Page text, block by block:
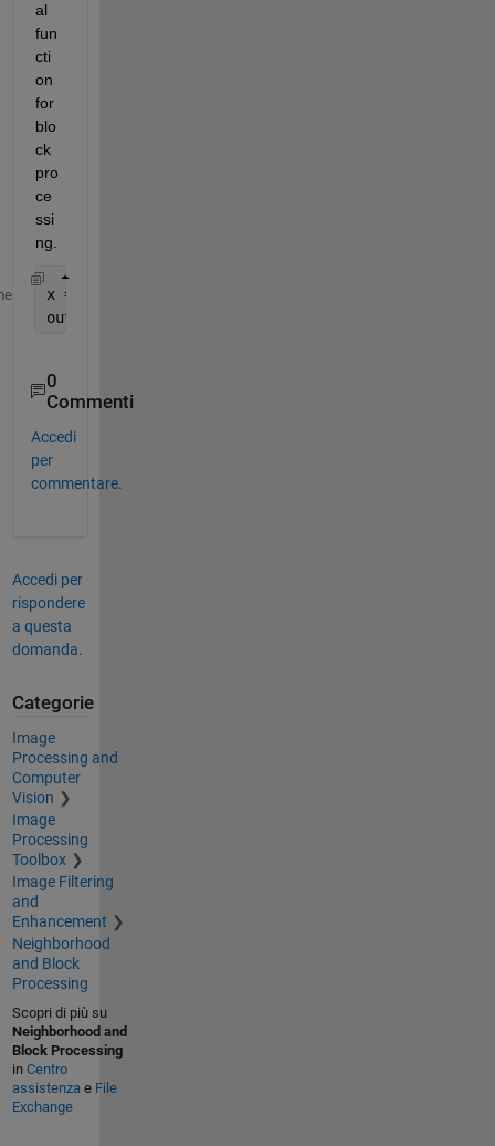
al
fun
cti
on
for
blo
ck
pro
ce
ssi
ng.
x = randi(99, 192,192);
out = blockproc(x, [3 3], @(I)I.data >=
0
Commenti
Accedi
per
commentare.
Accedi per
rispondere
a questa
domanda.
Categorie
Image
Processing and
Computer
Vision
Image
Processing
Toolbox
Image Filtering
and
Enhancement
Neighborhood
and Block
Processing
Scopri di più su
Neighborhood and
Block Processing
in Centro
assistenzae File
Exchange